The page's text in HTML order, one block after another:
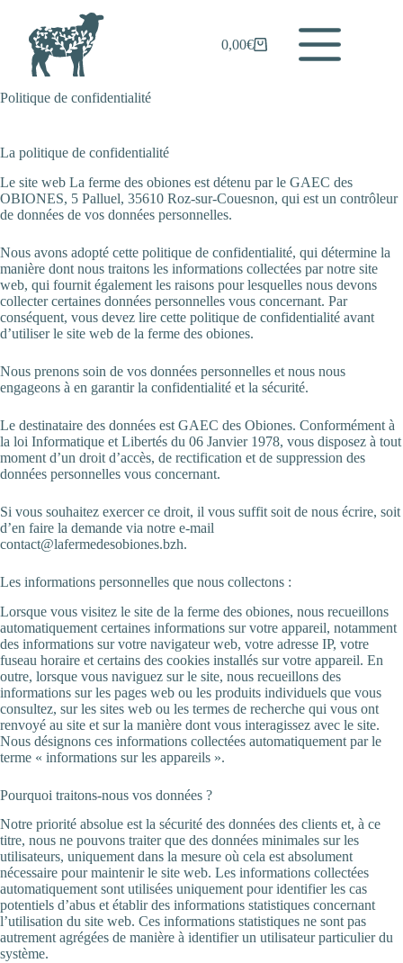
contenu
Panier
0,00€
Politique de confidentialité
La politique de confidentialité
Le site web La ferme des obiones est détenu par le GAEC des
OBIONES, 5 Palluel, 35610 Roz-sur-Couesnon, qui est un contrôleur
de données de vos données personnelles.
Nous avons adopté cette politique de confidentialité, qui détermine la
manière dont nous traitons les informations collectées par notre site
web, qui fournit également les raisons pour lesquelles nous devons
collecter certaines données personnelles vous concernant. Par
conséquent, vous devez lire cette politique de confidentialité avant
d’utiliser le site web de la ferme des obiones.
Nous prenons soin de vos données personnelles et nous nous
engageons à en garantir la confidentialité et la sécurité.
Le destinataire des données est GAEC des Obiones. Conformément à
la loi Informatique et Libertés du 06 Janvier 1978, vous disposez à tout
moment d’un droit d’accès, de rectification et de suppression des
données personnelles vous concernant.
Si vous souhaitez exercer ce droit, il vous suffit soit de nous écrire, soit
d’en faire la demande via notre e-mail
contact@lafermedesobiones.bzh.
Les informations personnelles que nous collectons :
Lorsque vous visitez le site de la ferme des obiones, nous recueillons
automatiquement certaines informations sur votre appareil, notamment
des informations sur votre navigateur web, votre adresse IP, votre
fuseau horaire et certains des cookies installés sur votre appareil. En
outre, lorsque vous naviguez sur le site, nous recueillons des
informations sur les pages web ou les produits individuels que vous
consultez, sur les sites web ou les termes de recherche qui vous ont
renvoyé au site et sur la manière dont vous interagissez avec le site.
Nous désignons ces informations collectées automatiquement par le
terme « informations sur les appareils ».
Pourquoi traitons-nous vos données ?
Notre priorité absolue est la sécurité des données des clients et, à ce
titre, nous ne pouvons traiter que des données minimales sur les
utilisateurs, uniquement dans la mesure où cela est absolument
nécessaire pour maintenir le site web. Les informations collectées
automatiquement sont utilisées uniquement pour identifier les cas
potentiels d’abus et établir des informations statistiques concernant
l’utilisation du site web. Ces informations statistiques ne sont pas
autrement agrégées de manière à identifier un utilisateur particulier du
système.